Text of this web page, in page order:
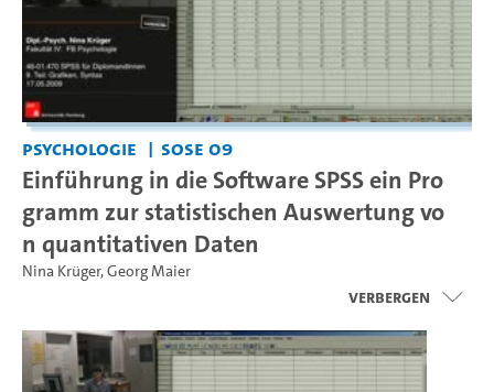
Psychologie SoSe 09
Einführung in die Software SPSS ein Pro
gramm zur statistischen Auswertung vo
n quantitativen Daten
Nina Krüger,Georg Maier
Verbergen